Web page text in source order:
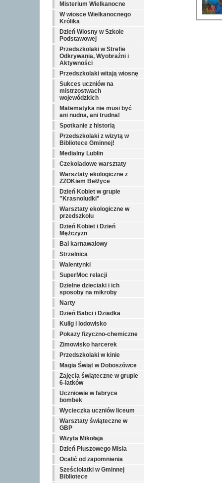
Misterium Wielkanocne
W wiosce Wielkanocnego
Królika
Dzień Wiosny w Szkole
Podstawowej
Przedszkolaki w Strefie
Odkrywania, Wyobraźni i
Aktywności
Przedszkolaki witają wiosnę
Sukces uczniów na
mistrzostwach
wojewódzkich
Matematyka nie musi być
ani nudna, ani trudna!
Spotkanie z historią
Przedszkolaki z wizytą w
Bibliotece Gminnej!
Medialny Lublin
Czekoladowe warsztaty
Warsztaty ekologiczne z
ZZOKiem Bełżyce
Dzień Kobiet w grupie
"Krasnoludki"
Warsztaty ekologiczne w
przedszkolu
Dzień Kobiet i Dzień
Mężczyzn
Bal karnawałowy
Strzelnica
Walentynki
SuperMoc relacji
Dzielne dzieciaki i ich
sposoby na mikroby
Narty
Dzień Babci i Dziadka
Kulig i lodowisko
Pokazy fizyczno-chemiczne
Zimowisko harcerek
Przedszkolaki w kinie
Magia Świąt w Doboszówce
Zajęcia świąteczne w grupie
6-latków
Uczniowie w fabryce
bombek
Wycieczka uczniów liceum
Warsztaty świąteczne w
GBP
Wizyta Mikołaja
Dzień Pluszowego Misia
Ocalić od zapomnienia
Sześciolatki w Gminnej
Bibliotece